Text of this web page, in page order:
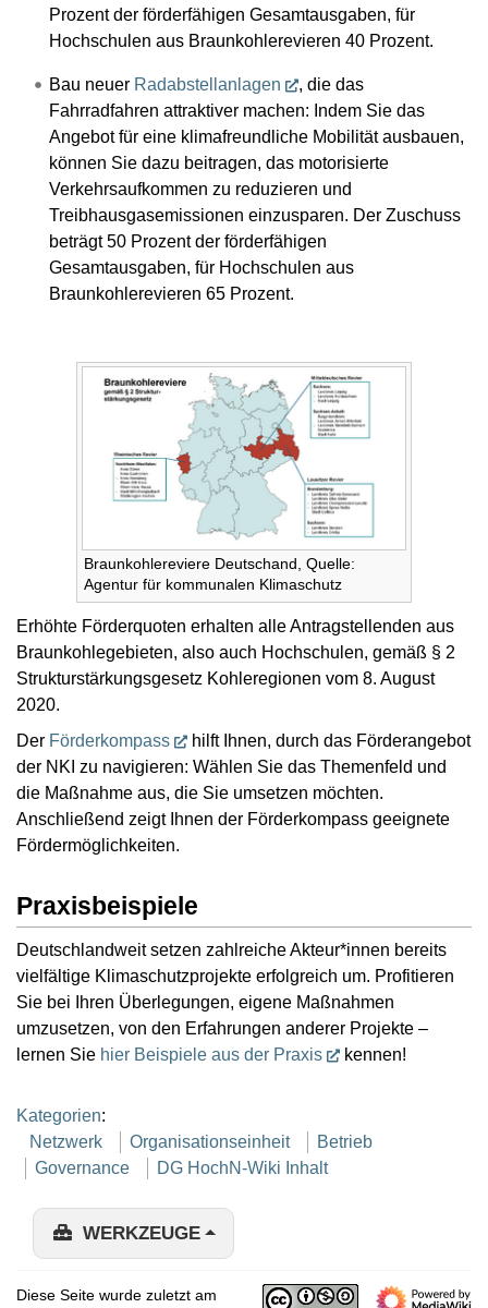
Prozent der förderfähigen Gesamtausgaben, für
Hochschulen aus Braunkohlerevieren 40 Prozent.
Bau neuer Radabstellanlagen
, die das
Fahrradfahren attraktiver machen: Indem Sie das
Angebot für eine klimafreundliche Mobilität ausbauen,
können Sie dazu beitragen, das motorisierte
Verkehrsaufkommen zu reduzieren und
Treibhausgasemissionen einzusparen. Der Zuschuss
beträgt 50 Prozent der förderfähigen
Gesamtausgaben, für Hochschulen aus
Braunkohlerevieren 65 Prozent.
Braunkohlereviere Deutschand, Quelle:
Agentur für kommunalen Klimaschutz
Erhöhte Förderquoten erhalten alle Antragstellenden aus
Braunkohlegebieten, also auch Hochschulen, gemäß § 2
Strukturstärkungsgesetz Kohleregionen vom 8. August
2020.
Der Förderkompass
hilft Ihnen, durch das Förderangebot
der NKI zu navigieren: Wählen Sie das Themenfeld und
die Maßnahme aus, die Sie umsetzen möchten.
Anschließend zeigt Ihnen der Förderkompass geeignete
Fördermöglichkeiten.
Praxisbeispiele
Deutschlandweit setzen zahlreiche Akteur*innen bereits
vielfältige Klimaschutzprojekte erfolgreich um. Profitieren
Sie bei Ihren Überlegungen, eigene Maßnahmen
umzusetzen, von den Erfahrungen anderer Projekte –
lernen Sie hier Beispiele aus der Praxis kennen!
Kategorien:
Netzwerk
Organisationseinheit
Betrieb
Governance
DG HochN-Wiki Inhalt
WERKZEUGE
Diese Seite wurde zuletzt am